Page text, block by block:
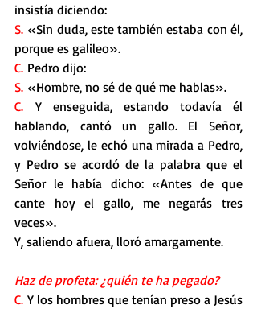
insistía diciendo:
S. «Sin duda, este también estaba con él,
porque es galileo».
C. Pedro dijo:
S. «Hombre, no sé de qué me hablas».
C. Y enseguida, estando todavía él
hablando, cantó un gallo. El Señor,
volviéndose, le echó una mirada a Pedro,
y Pedro se acordó de la palabra que el
Señor le había dicho: «Antes de que
cante hoy el gallo, me negarás tres
veces».
Y, saliendo afuera, lloró amargamente.
Haz de profeta: ¿quién te ha pegado?
C. Y los hombres que tenían preso a Jesús